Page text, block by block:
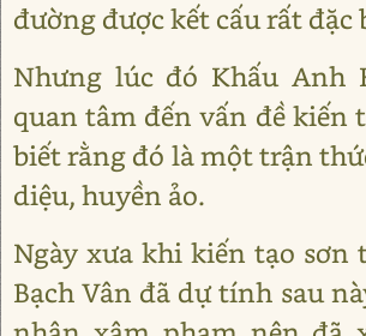
đường được kết cấu rất đặc
Nhưng lúc đó Khấu Anh
quan tâm đến vấn đề kiến
biết rằng đó là một trận
diệu, huyền ảo.
Ngày xưa khi kiến tạo sơn
Bạch Vân đã dự tính sau